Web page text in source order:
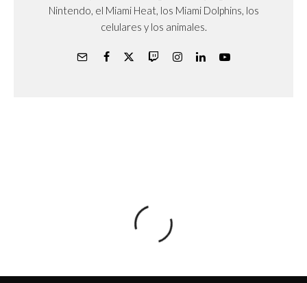
Nintendo, el Miami Heat, los Miami Dolphins, los
celulares y los animales.